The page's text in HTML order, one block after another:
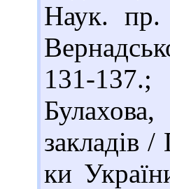
Наук.
131-
закладів
ки